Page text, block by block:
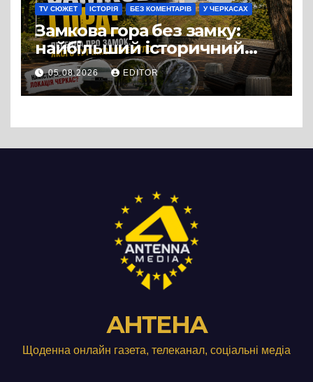
TV СЮЖЕТ ІСТОРІЯ БЕЗ КОМЕНТАРІВ У ЧЕРКАСАХ
Замкова гора без замку:
найбільший історичний
міф Черкас
05.08.2026 EDITOR
АНТЕНА
Щоденна онлайн газета, телеканал, соціальні медіа